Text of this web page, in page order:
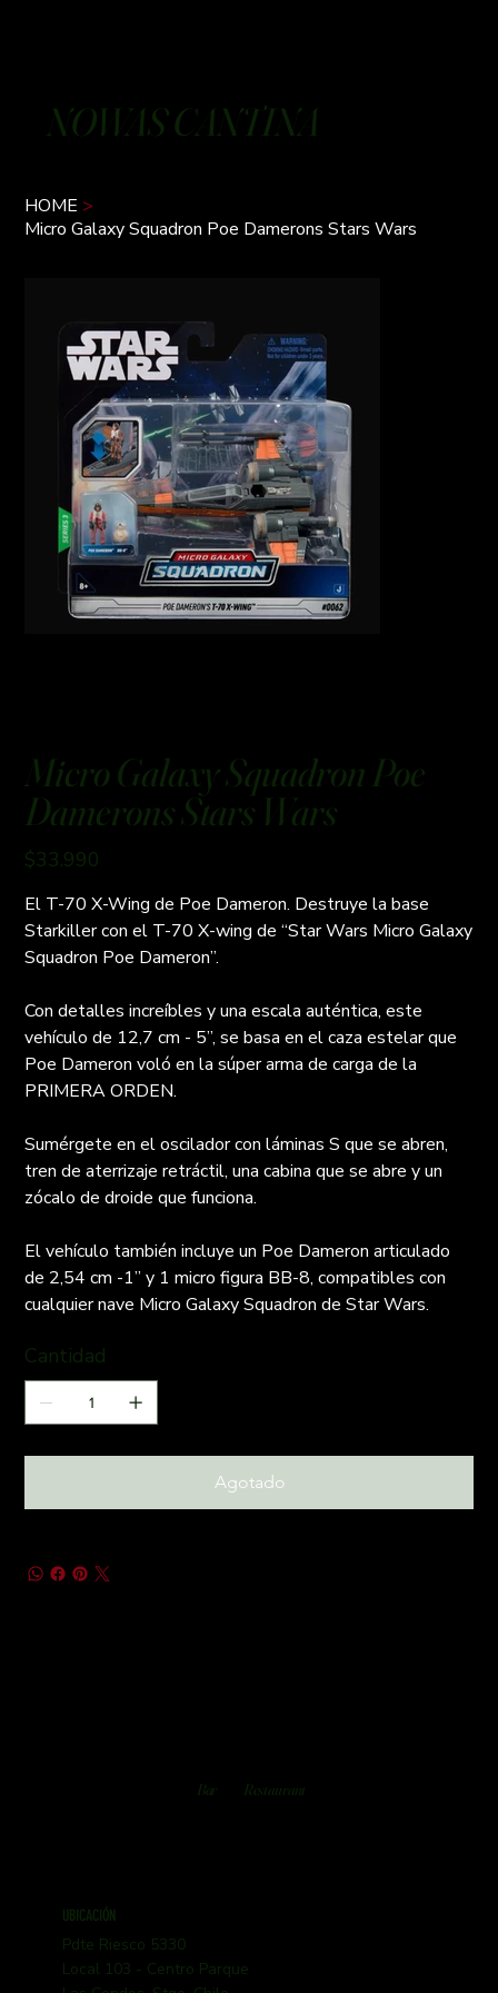
NOWAS CANTINA
HOME >
Micro Galaxy Squadron Poe Damerons Stars Wars
Micro Galaxy Squadron Poe
Damerons Stars Wars
Precio
$33.990
El T-70 X-Wing de Poe Dameron. Destruye la base
Starkiller con el T-70 X-wing de “Star Wars Micro Galaxy
Squadron Poe Dameron”.
Con detalles increíbles y una escala auténtica, este
vehículo de 12,7 cm - 5”, se basa en el caza estelar que
Poe Dameron voló en la súper arma de carga de la
PRIMERA ORDEN.
Sumérgete en el oscilador con láminas S que se abren,
tren de aterrizaje retráctil, una cabina que se abre y un
zócalo de droide que funciona.
El vehículo también incluye un Poe Dameron articulado
de 2,54 cm -1” y 1 micro figura BB-8, compatibles con
cualquier nave Micro Galaxy Squadron de Star Wars.
Cantidad
Agotado
Bar Restaurant
UBICACIÓN
Pdte Riesco 5330
Local 103 - Centro Parque